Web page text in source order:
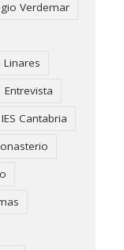
Verdemar
Linares
Entrevista
IES Cantabria